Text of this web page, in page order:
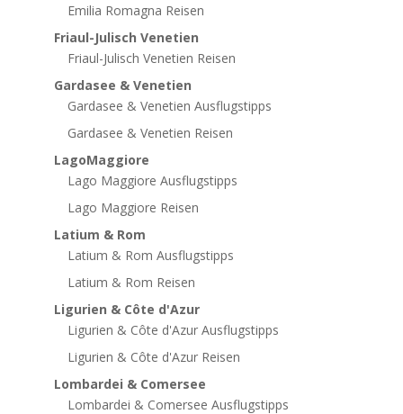
Emilia Romagna Reisen
Friaul-Julisch Venetien
Friaul-Julisch Venetien Reisen
Gardasee & Venetien
Gardasee & Venetien Ausflugstipps
Gardasee & Venetien Reisen
LagoMaggiore
Lago Maggiore Ausflugstipps
Lago Maggiore Reisen
Latium & Rom
Latium & Rom Ausflugstipps
Latium & Rom Reisen
Ligurien & Côte d'Azur
Ligurien & Côte d'Azur Ausflugstipps
Ligurien & Côte d'Azur Reisen
Lombardei & Comersee
Lombardei & Comersee Ausflugstipps